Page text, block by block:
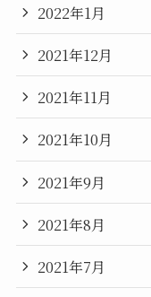
2022年1月
2021年12月
2021年11月
2021年10月
2021年9月
2021年8月
2021年7月